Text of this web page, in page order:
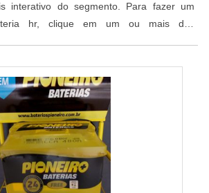
interativo do segmento. Para fazer um
hr, clique em um ou mais dos